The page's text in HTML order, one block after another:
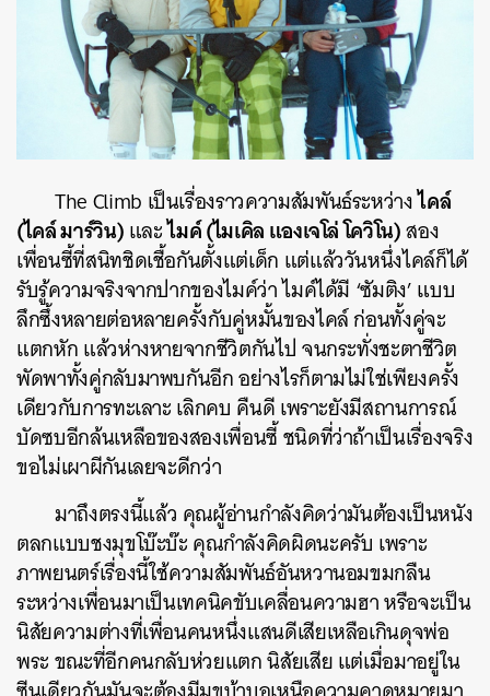
The Climb เป็นเรื่องราวความสัมพันธ์ระหว่างไคล์
(ไคล์ มาร์วิน)และไมค์ (ไมเคิล แองเจโล่ โควิโน)สอง
เพื่อนซี้ที่สนิทชิดเชื้อกันตั้งแต่เด็ก แต่แล้ววันหนึ่งไคล์ก็ได้
รับรู้ความจริงจากปากของไมค์ว่า ไมค์ได้มี ‘ซัมติง’ แบบ
ลึกซึ้งหลายต่อหลายครั้งกับคู่หมั้นของไคล์ ก่อนทั้งคู่จะ
แตกหัก แล้วห่างหายจากชีวิตกันไป จนกระทั่งชะตาชีวิต
พัดพาทั้งคู่กลับมาพบกันอีก อย่างไรก็ตามไม่ใช่เพียงครั้ง
เดียวกับการทะเลาะ เลิกคบ คืนดี เพราะยังมีสถานการณ์
บัดซบอีกล้นเหลือของสองเพื่อนซี้ ชนิดที่ว่าถ้าเป็นเรื่องจริง
ขอไม่เผาผีกันเลยจะดีกว่า
มาถึงตรงนี้แล้ว คุณผู้อ่านกำลังคิดว่ามันต้องเป็นหนัง
ตลกแบบชงมุขโบ๊ะบ๊ะ คุณกำลังคิดผิดนะครับ เพราะ
ภาพยนตร์เรื่องนี้ใช้ความสัมพันธ์อันหวานอมขมกลืน
ระหว่างเพื่อนมาเป็นเทคนิคขับเคลื่อนความฮา หรือจะเป็น
นิสัยความต่างที่เพื่อนคนหนึ่งแสนดีเสียเหลือเกินดุจพ่อ
พระ ขณะที่อีกคนกลับห่วยแตก นิสัยเสีย แต่เมื่อมาอยู่ใน